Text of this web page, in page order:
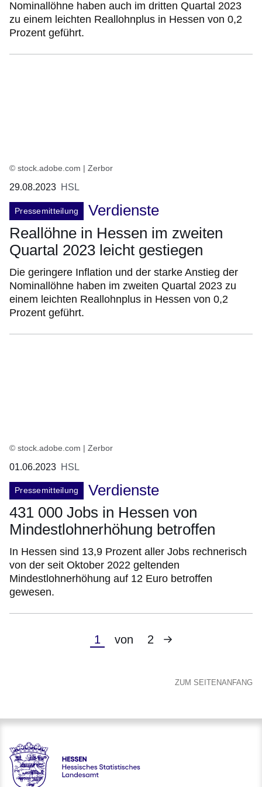
Nominallöhne haben auch im dritten Quartal 2023
zu einem leichten Reallohnplus in Hessen von 0,2
Prozent geführt.
© stock.adobe.com | Zerbor
29.08.2023 HSL
Pressemitteilung
Verdienste
Reallöhne in Hessen im zweiten
Quartal 2023 leicht gestiegen
Die geringere Inflation und der starke Anstieg der
Nominallöhne haben im zweiten Quartal 2023 zu
einem leichten Reallohnplus in Hessen von 0,2
Prozent geführt.
© stock.adobe.com | Zerbor
01.06.2023 HSL
Pressemitteilung
Verdienste
431 000 Jobs in Hessen von
Mindestlohnerhöhung betroffen
In Hessen sind 13,9 Prozent aller Jobs rechnerisch
von der seit Oktober 2022 geltenden
Mindestlohnerhöhung auf 12 Euro betroffen
gewesen.
Aktuelle
1 von 2
Nächste
ZUM SEITENANFANG